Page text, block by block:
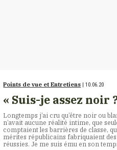
Points de vue et Entretiens | 10.06.20
« Suis-je assez noir
Longtemps j’ai cru qu’être noir ou
n’avait aucune réalité intime, que
comptaient les barrières de classe,
mérites républicains fabriquaient
réussies. Je me suis ému en son